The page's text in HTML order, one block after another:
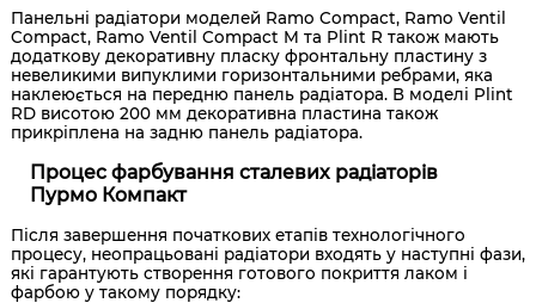
Панельні радіатори моделей Ramo Compact, Ramo Ventil
Compact, Ramo Ventil Compact M та Plint R також мають
додаткову декоративну пласку фронтальну пластину з
невеликими випуклими горизонтальними ребрами, яка
наклеюється на передню панель радіатора. В моделі Plint
RD висотою 200 мм декоративна пластина також
прикріплена на задню панель радіатора.
Процес фарбування сталевих радіаторів
Пурмо Компакт
Після завершення початкових етапів технологічного
процесу, неопрацьовані радіатори входять у наступні фази,
які гарантують створення готового покриття лаком і
фарбою у такому порядку: